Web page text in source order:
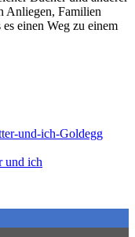
Anliegen, Familien
einen Weg zu einem
und ich